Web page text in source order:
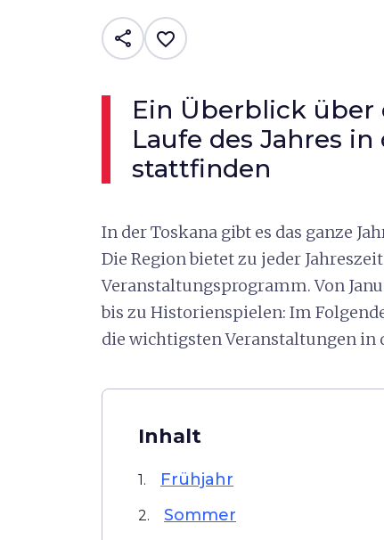
share favorite_border
Ein Überblick über
Laufe des Jahres in
stattfinden
In der Toskana gibt es das ganze
Die Region bietet zu jeder
Veranstaltungsprogramm. Von
bis zu Historienspielen: Im
die wichtigsten Veranstaltungen in
Inhalt
1. Frühjahr
2. Sommer